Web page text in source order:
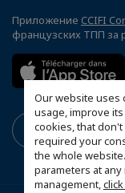
Our website uses
usage, improve
cookies, that
required your
the whole
parameters at
management,
Приложение CCIFI
французских ТПП за